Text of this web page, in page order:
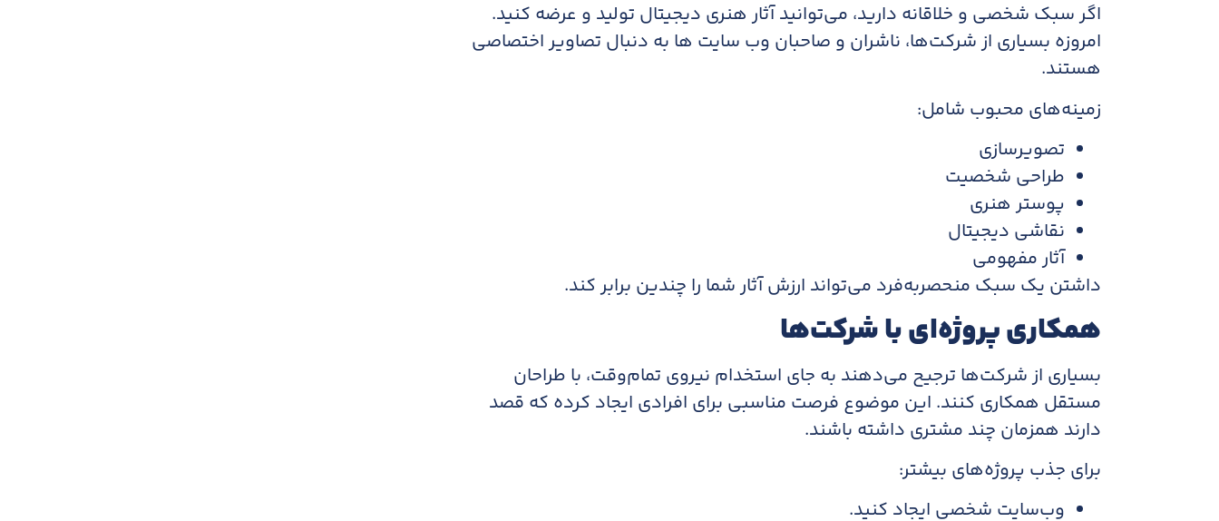
اگر سبک شخصی و خلاقانه دارید، می‌توانید آثار هنری دیجیتال تولید و عرضه کنید.
امروزه بسیاری از شرکت‌ها، ناشران و صاحبان وب سایت ها به دنبال تصاویر اختصاصی
هستند.
زمینه‌های محبوب شامل:
تصویرسازی
طراحی شخصیت
پوستر هنری
نقاشی دیجیتال
آثار مفهومی
داشتن یک سبک منحصربه‌فرد می‌تواند ارزش آثار شما را چندین برابر کند.
همکاری پروژه‌ای با شرکت‌ها
بسیاری از شرکت‌ها ترجیح می‌دهند به جای استخدام نیروی تمام‌وقت، با طراحان
مستقل همکاری کنند. این موضوع فرصت مناسبی برای افرادی ایجاد کرده که قصد
دارند همزمان چند مشتری داشته باشند.
برای جذب پروژه‌های بیشتر:
وب‌سایت شخصی ایجاد کنید.